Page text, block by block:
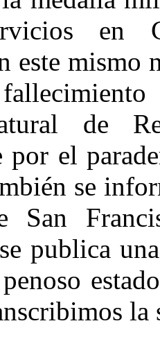
en
este mismo
de
por el
se
San
publica